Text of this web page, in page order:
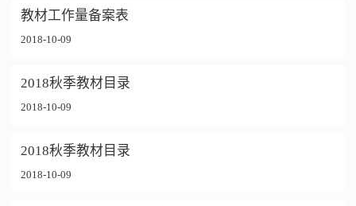
教材工作量备案表
2018-10-09
2018秋季教材目录
2018-10-09
2018秋季教材目录
2018-10-09